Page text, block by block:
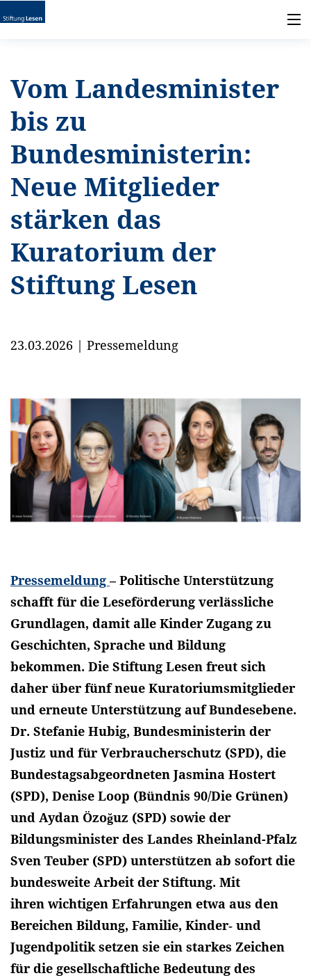
Vom Landesminister
bis zu
Bundesministerin:
Neue Mitglieder
stärken das
Kuratorium der
Stiftung Lesen
23.03.2026 | Pressemeldung
Pressemeldung– Politische Unterstützung
schafft für die Leseförderung verlässliche
Grundlagen, damit alle Kinder Zugang zu
Geschichten, Sprache und Bildung
bekommen. Die Stiftung Lesen freut sich
daher über fünf neue Kuratoriumsmitglieder
und erneute Unterstützung auf Bundesebene.
Dr. Stefanie Hubig, Bundesministerin der
Justiz und für Verbraucherschutz (SPD), die
Bundestagsabgeordneten Jasmina Hostert
(SPD), Denise Loop (Bündnis 90/Die Grünen)
und Aydan Özoğuz (SPD) sowie der
Bildungsminister des Landes Rheinland-Pfalz
Sven Teuber (SPD) unterstützen ab sofort die
bundesweite Arbeit der Stiftung. Mit
ihren wichtigen Erfahrungen etwa aus den
Bereichen Bildung, Familie, Kinder‑ und
Jugendpolitik setzen sie ein starkes Zeichen
für die gesellschaftliche Bedeutung des